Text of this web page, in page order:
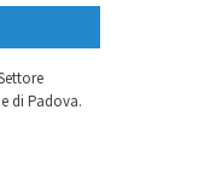
di Padova.